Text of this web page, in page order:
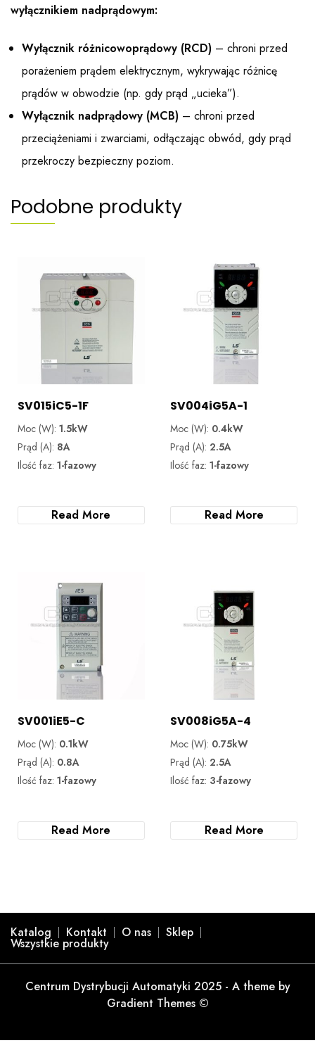
wyłącznikiem nadprądowym:
Wyłącznik różnicowoprądowy (RCD) – chroni przed
porażeniem prądem elektrycznym, wykrywając różnicę
prądów w obwodzie (np. gdy prąd „ucieka”).
Wyłącznik nadprądowy (MCB) – chroni przed
przeciążeniami i zwarciami, odłączając obwód, gdy prąd
przekroczy bezpieczny poziom.
Podobne produkty
SV015iC5-1F
Moc (W): 1.5kW
Prąd (A): 8A
Ilość faz: 1-fazowy
Read More
SV004iG5A-1
Moc (W): 0.4kW
Prąd (A): 2.5A
Ilość faz:1-fazowy
Read More
SV001iE5-C
Moc (W): 0.1kW
Prąd (A): 0.8A
Ilość faz: 1-fazowy
Read More
SV008iG5A-4
Moc (W): 0.75kW
Prąd (A): 2.5A
Ilość faz: 3-fazowy
Read More
Katalog Kontakt O nas Sklep
Wszystkie produkty
Centrum Dystrybucji Automatyki 2025 - A theme by
Gradient Themes ©